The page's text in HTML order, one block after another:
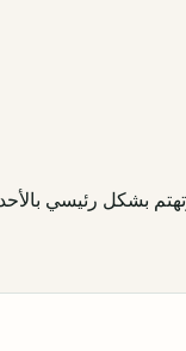
بشكل رئيسي